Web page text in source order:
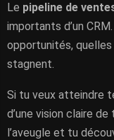
Le pipeline de
importants d’un
opportunités,
stagnent.
Si tu veux atteindre
d’une vision claire
l’aveugle et tu